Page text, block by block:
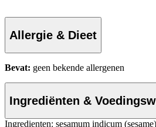
Allergie & Dieet
Bevat: geen bekende allergenen
Ingrediënten &
Ingredienten: sesamum indicum